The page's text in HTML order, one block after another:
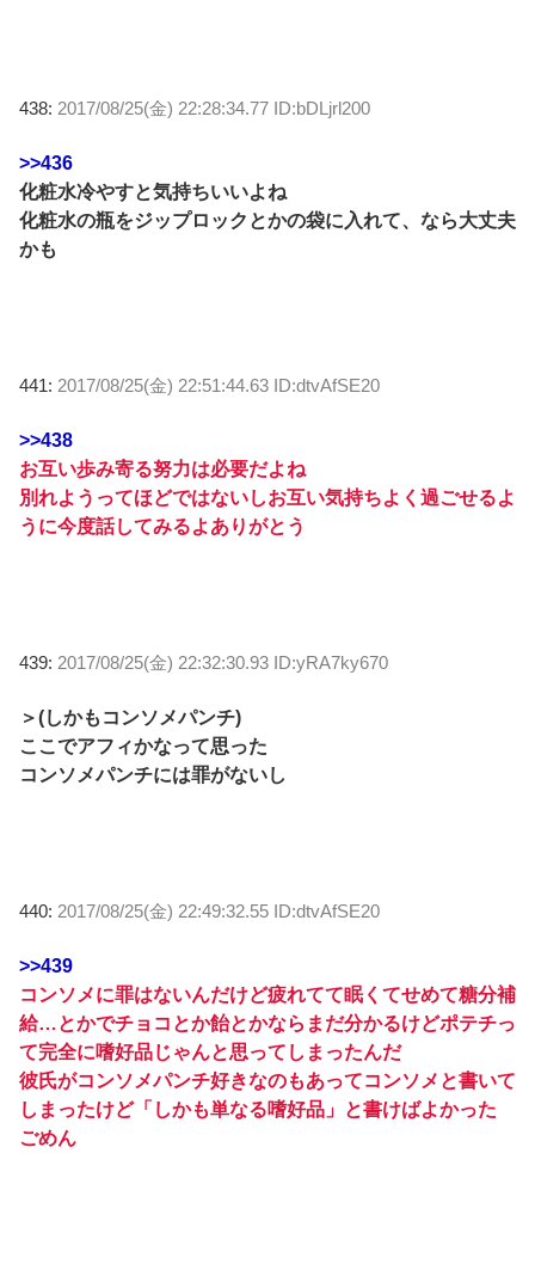
438: 2017/08/25(金) 22:28:34.77 ID:bDLjrl200
>>436
化粧水冷やすと気持ちいいよね
化粧水の瓶をジップロックとかの袋に入れて、なら大丈夫
かも
441: 2017/08/25(金) 22:51:44.63 ID:dtvAfSE20
>>438
お互い歩み寄る努力は必要だよね
別れようってほどではないしお互い気持ちよく過ごせるよ
うに今度話してみるよありがとう
439: 2017/08/25(金) 22:32:30.93 ID:yRA7ky670
＞(しかもコンソメパンチ)
ここでアフィかなって思った
コンソメパンチには罪がないし
440: 2017/08/25(金) 22:49:32.55 ID:dtvAfSE20
>>439
コンソメに罪はないんだけど疲れてて眠くてせめて糖分補
給…とかでチョコとか飴とかならまだ分かるけどポテチっ
て完全に嗜好品じゃんと思ってしまったんだ
彼氏がコンソメパンチ好きなのもあってコンソメと書いて
しまったけど「しかも単なる嗜好品」と書けばよかった
ごめん